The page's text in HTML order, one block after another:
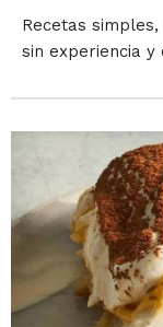
Recetas
sin experiencia y